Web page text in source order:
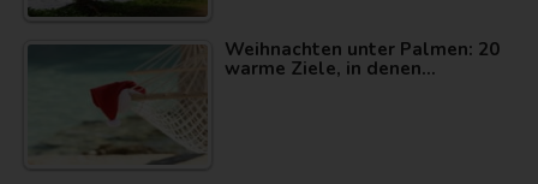
Weihnachten unter Palmen: 20
warme Ziele, in denen…